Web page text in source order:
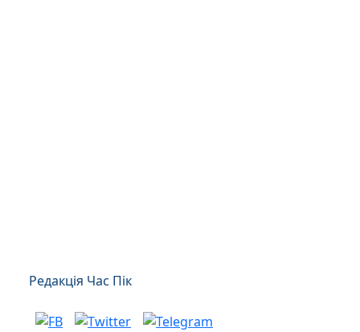
Редакція Час Пік